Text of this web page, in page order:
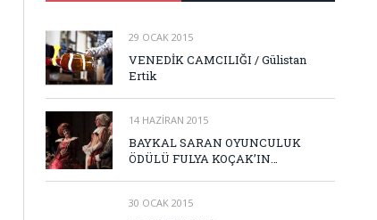
29 OCAK 2015
VENEDİK CAMCILIĞI / Gülistan
Ertik
14 HAZIRAN 2015
BAYKAL SARAN OYUNCULUK
ÖDÜLÜ FULYA KOÇAK’IN…
30 OCAK 2015